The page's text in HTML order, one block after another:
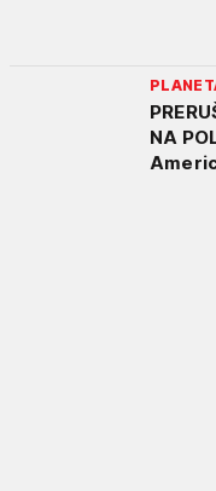
NA